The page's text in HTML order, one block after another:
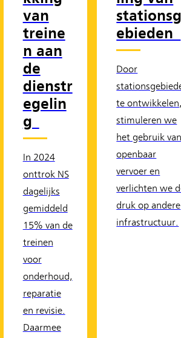
van
treine
n aan
de
dienstr
egelin
g
In 2024
onttrok NS
dagelijks
gemiddeld
15% van de
treinen
voor
onderhoud,
reparatie
en revisie.
Daarmee
ebieden
Door
te
stimuleren we
het gebruik
openbaar
vervoer en
verlichten we
druk op andere
infrastructuur.